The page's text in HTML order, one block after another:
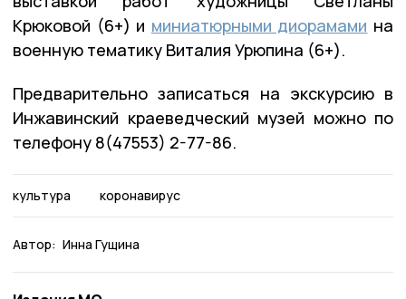
Крюковой (6+) и миниатюрными диорамами на
военную тематику Виталия Урюпина (6+).
Предварительно записаться на экскурсию в
Инжавинский краеведческий музей можно по
телефону 8(47553) 2-77-86.
культура коронавирус
Автор: Инна Гущина